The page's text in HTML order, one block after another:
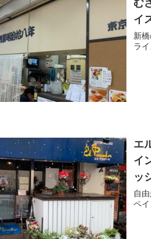
む
イ
新
ラ
エ
イ
ッ
自
ペ